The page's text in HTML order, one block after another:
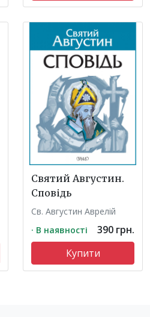
Святий Августин.
Сповідь
Св. Августин Аврелій
· В наявності
390 грн.
Купити